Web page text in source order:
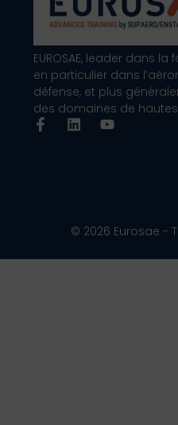
EUROSAE, leader dans
en particulier dans
défense, et plus
des domaines de
© 2026 Eurosae -